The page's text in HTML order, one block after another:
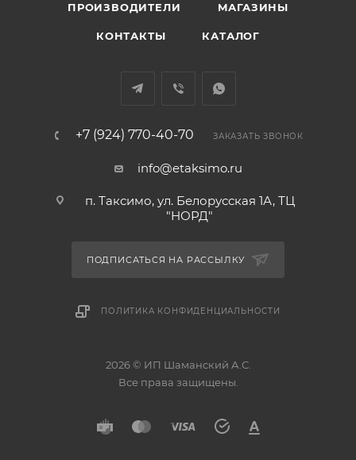
ПРОИЗВОДИТЕЛИ МАГАЗИНЫ
КОНТАКТЫ КАТАЛОГ
+7 (924) 770-40-70 ЗАКАЗАТЬ ЗВОНОК
info@etaksimo.ru
п. Таксимо, ул. Белорусская 1А, ТЦ
"НОРД"
ПОДПИСАТЬСЯ НА РАССЫЛКУ
ПОЛИТИКА КОНФИДЕНЦИАЛЬНОСТИ
2026 © ИП Шаманский А.С.
Все права защищены.